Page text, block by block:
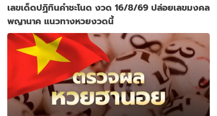
เลขเด็ดปฏิทินคำชะโนด งวด 16/8/69 ปล่อยเลขมงคล
พญานาค แนวทางหวยงวดนี้